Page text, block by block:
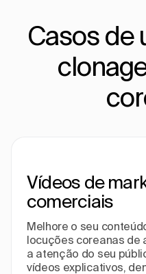
Casos de
Vídeos de
comerciais
Melhore o seu
locuções coreanas de
a atenção do seu
vídeos explicativos,